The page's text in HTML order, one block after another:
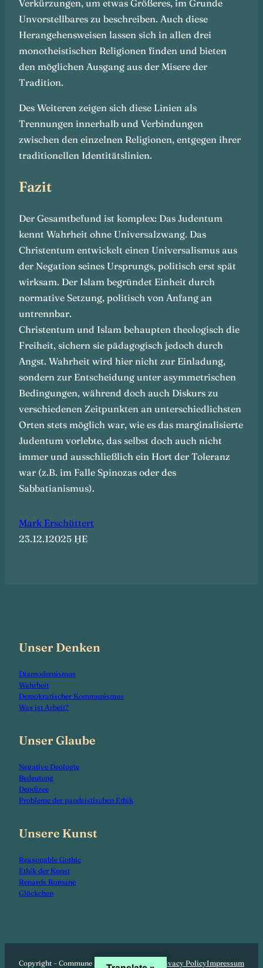
Verkürzungen, um etwas Größeres, im Grunde
Unvorstellbares zu beschreiben. Auch diese
Herangehensweisen lassen sich in allen drei
monotheistischen Religionen finden und bieten
den möglichen Ausgang aus der Misere der
Tradition.
Des Weiteren zeigen sich diese Linien als
Trennungen innerhalb und Verbindungen
zwischen den einzelnen Religionen, entgegen ihrer
traditionellen Identitätslinien.
Fazit
Der Gesamtbefund ist komplex: Das Judentum
kennt Wahrheit ohne Universalzwang. Das
Christentum entwickelt einen Universalismus aus
der Negation seines Ursprungs, politisch erst spät
wirksam. Der Islam begründet Einheit durch
normative Setzung, politisch von Anfang an
untrennbar.
Christentum und Islam behaupten theologisch die
Freiheit, sichern sie pädagogisch jedoch durch
Angst. Wahrheit wird hier nicht zur Einladung,
sondern zur Entscheidung unter asymmetrischen
Bedingungen, während doch auch Diskurs zu
verschiedenen Zeitpunkten an unterschiedlichsten
Orten stets möglich war, wie es das marginalisierte
Judentum vorlebte, das selbst doch auch nicht
immer und ausschließlich ein Hort der Toleranz
war (z.B. im Falle Spinozas oder des
Sabbatianismus).
Mark Erschüttert
23.12.12025 ḤE
Unser Denken
Diamodernismus
Wahrheit
Demokratischer Kommunismus
Was ist Arbeit?
Unser Glaube
Negative Deologie
Bedeutung
Deodizee
Probleme der pandeistischen Ethik
Unsere Kunst
Reasonable Gothic
Ethik der Kunst
Renards Romane
Glöckchen
Copyright – Commune Mondiale Privacy PolicyImpressum